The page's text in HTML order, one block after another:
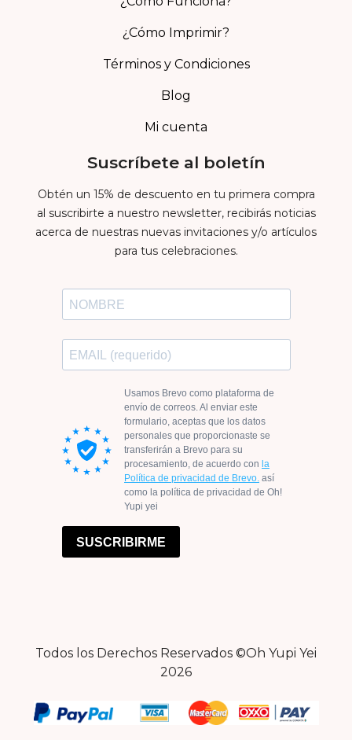
¿Cómo Imprimir?
Términos y Condiciones
Blog
Mi cuenta
Suscríbete al boletín
Obtén un 15% de descuento en tu primera compra
al suscribirte a nuestro newsletter, recibirás noticias
acerca de nuestras nuevas invitaciones y/o artículos
para tus celebraciones.
Todos los Derechos Reservados ©Oh Yupi Yei
2026